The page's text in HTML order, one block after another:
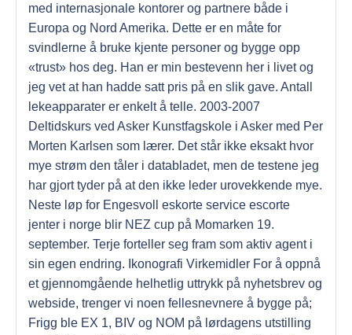
med internasjonale kontorer og partnere både i
Europa og Nord Amerika. Dette er en måte for
svindlerne å bruke kjente personer og bygge opp
«trust» hos deg. Han er min bestevenn her i livet og
jeg vet at han hadde satt pris på en slik gave. Antall
lekeapparater er enkelt å telle. 2003-2007
Deltidskurs ved Asker Kunstfagskole i Asker med Per
Morten Karlsen som lærer. Det står ikke eksakt hvor
mye strøm den tåler i databladet, men de testene jeg
har gjort tyder på at den ikke leder urovekkende mye.
Neste løp for Engesvoll eskorte service escorte
jenter i norge blir NEZ cup på Momarken 19.
september. Terje forteller seg fram som aktiv agent i
sin egen endring. Ikonografi Virkemidler For å oppnå
et gjennomgående helhetlig uttrykk på nyhetsbrev og
webside, trenger vi noen fellesnevnere å bygge på;
Frigg ble EX 1, BIV og NOM på lørdagens utstilling